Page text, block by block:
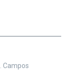
Campos